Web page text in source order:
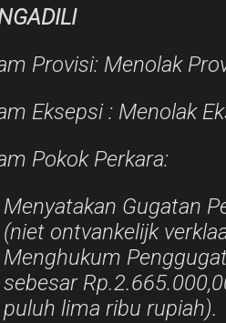
Provisi: Menolak
Eksepsi : Menolak
Pokok Perkara:
Menyatakan Gugatan
(niet ontvankelijk
Menghukum
sebesar
puluh lima ribu rupiah).